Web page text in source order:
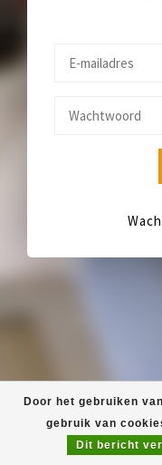
Door het gebruiken
gebruik van
Dit bericht